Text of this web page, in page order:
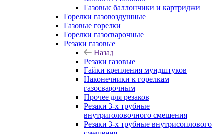
Газовые баллончики и картриджи
Горелки газовоздушные
Газовые горелки
Горелки газосварочные
Резаки газовые
Назад
Резаки газовые
Гайки крепления мундштуков
Наконечники к горелкам
газосварочным
Прочее для резаков
Резаки 3-х трубные
внутриголовочного смешения
Резаки 3-х трубные внутрисоплового